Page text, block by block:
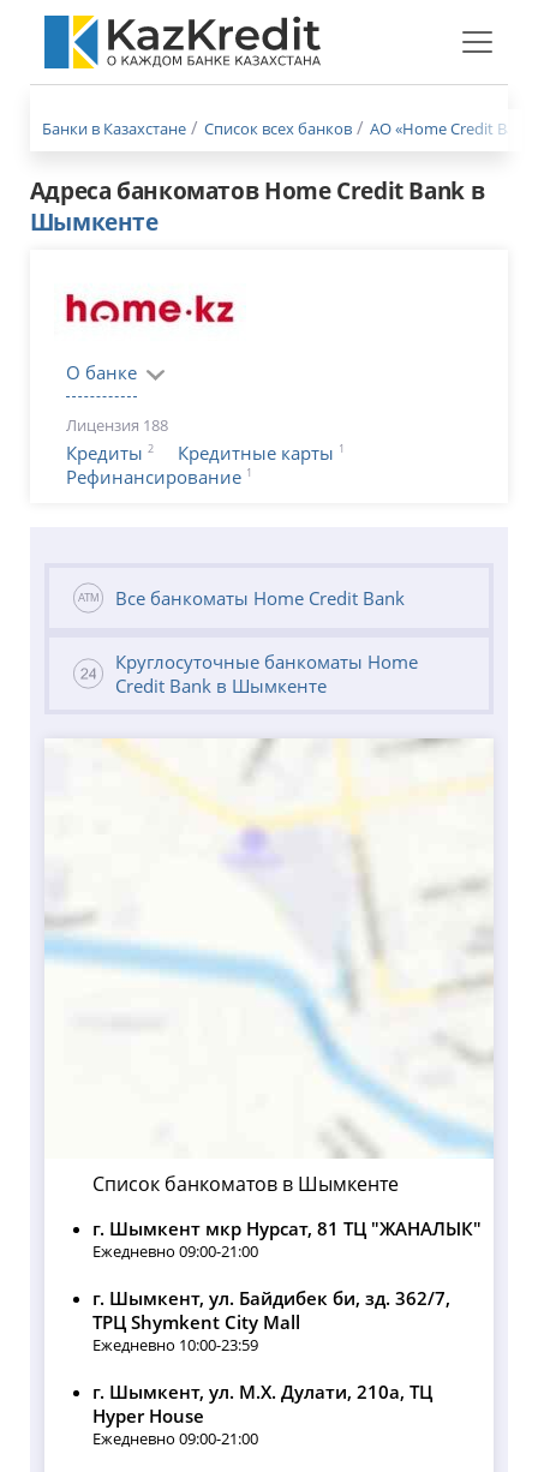
Меню
Банки в Казахстане Список всех банков АО «Home Credit
Адреса банкоматов Home Credit Bank в
Шымкенте
О банке
Лицензия 188
Кредиты 2 Кредитные карты 1
Рефинансирование 1
Все банкоматы Home Credit Bank
Круглосуточные банкоматы Home
Credit Bank в Шымкенте
Список банкоматов в Шымкенте
г. Шымкент мкр Нурсат, 81 ТЦ "ЖАНАЛЫК"
Ежедневно 09:00-21:00
г. Шымкент, ул. Байдибек би, зд. 362/7,
ТРЦ Shymkent City Mall
Ежедневно 10:00-23:59
г. Шымкент, ул. М.Х. Дулати, 210а, ТЦ
Hyper House
Ежедневно 09:00-21:00